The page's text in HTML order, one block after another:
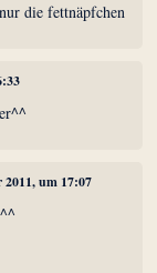
die fettnäpfchen
um 17:07